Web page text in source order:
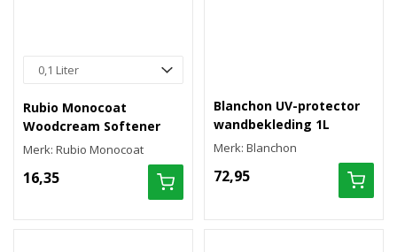
Rubio Monocoat
Woodcream Softener
Merk: Rubio Monocoat
16,35
Blanchon UV-protector
wandbekleding 1L
Merk: Blanchon
72,95